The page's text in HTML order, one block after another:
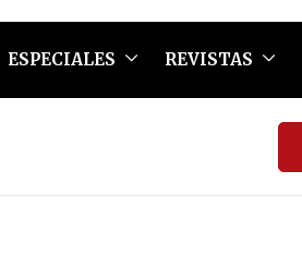
ESPECIALES REVISTAS